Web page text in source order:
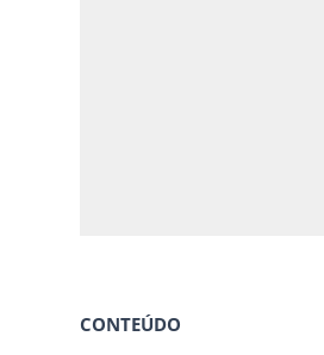
CONTEÚDO